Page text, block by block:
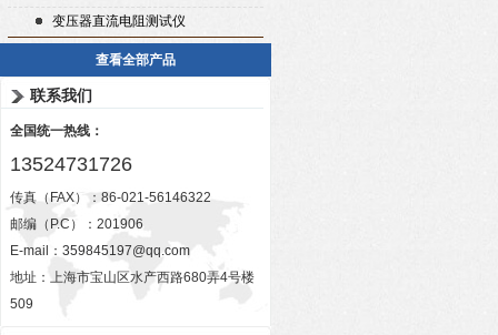
变压器直流电阻测试仪
查看全部产品
联系我们
全国统一热线：
13524731726
传真（FAX）：86-021-56146322
邮编（P.C）：201906
E-mail： 359845197@qq.com
地址：上海市宝山区水产西路680弄4号楼
509